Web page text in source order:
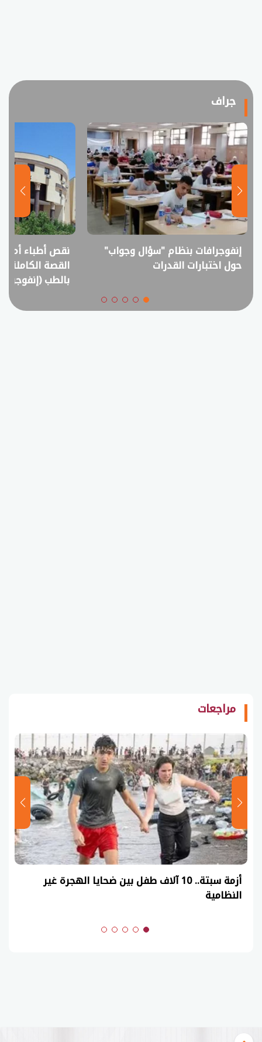
جراف
نقص أطباء أم فائض خريجين؟..
القصة الكاملة لمقترح خفض القبول
انفوجراف..
في امتحانات
مراجعات
عاجل| نموذج حل امتحان أحياء ثانوية عامة 2026
(السنوات الماضية)